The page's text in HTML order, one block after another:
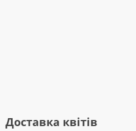
Доставка квітів